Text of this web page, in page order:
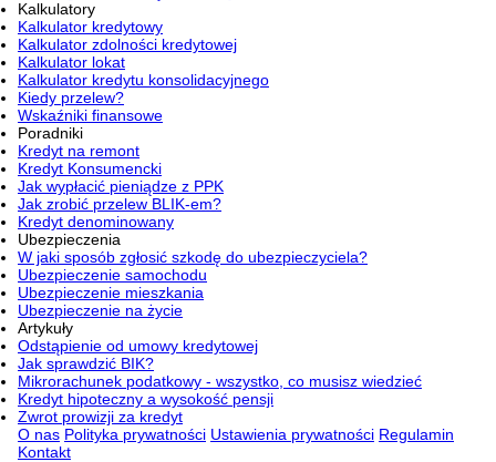
Kalkulatory
Kalkulator kredytowy
Kalkulator zdolności kredytowej
Kalkulator lokat
Kalkulator kredytu konsolidacyjnego
Kiedy przelew?
Wskaźniki finansowe
Poradniki
Kredyt na remont
Kredyt Konsumencki
Jak wypłacić pieniądze z PPK
Jak zrobić przelew BLIK-em?
Kredyt denominowany
Ubezpieczenia
W jaki sposób zgłosić szkodę do ubezpieczyciela?
Ubezpieczenie samochodu
Ubezpieczenie mieszkania
Ubezpieczenie na życie
Artykuły
Odstąpienie od umowy kredytowej
Jak sprawdzić BIK?
Mikrorachunek podatkowy - wszystko, co musisz wiedzieć
Kredyt hipoteczny a wysokość pensji
Zwrot prowizji za kredyt
O nas Polityka prywatności Ustawienia prywatności Regulamin
Kontakt